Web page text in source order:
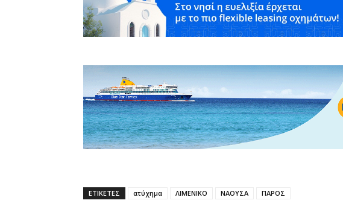
ΕΤΙΚΕΤΕΣ ατύχημα ΛΙΜΕΝΙΚΟ ΝΑΟΥΣΑ ΠΑΡΟΣ